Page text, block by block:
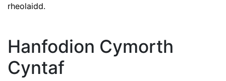
rheolaidd.
Hanfodion Cymorth
Cyntaf